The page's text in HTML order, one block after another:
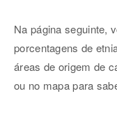
Na página seguinte,
porcentagens de
áreas de origem de
ou no mapa para